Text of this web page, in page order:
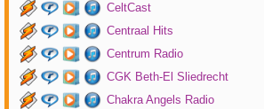
CeltCast
Centraal Hits
Centrum Radio
CGK Beth-El Sliedrecht
Chakra Angels Radio